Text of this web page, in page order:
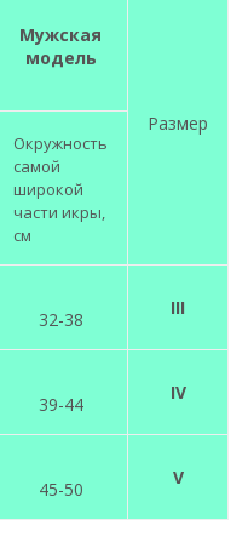
Мужская
модель
Размер
Окружность
самой
широкой
части икры,
см
32-38
III
39-44
IV
45-50
V